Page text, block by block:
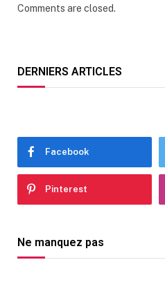
Comments are closed.
DERNIERS ARTICLES
Facebook
Pinterest
Ne manquez pas